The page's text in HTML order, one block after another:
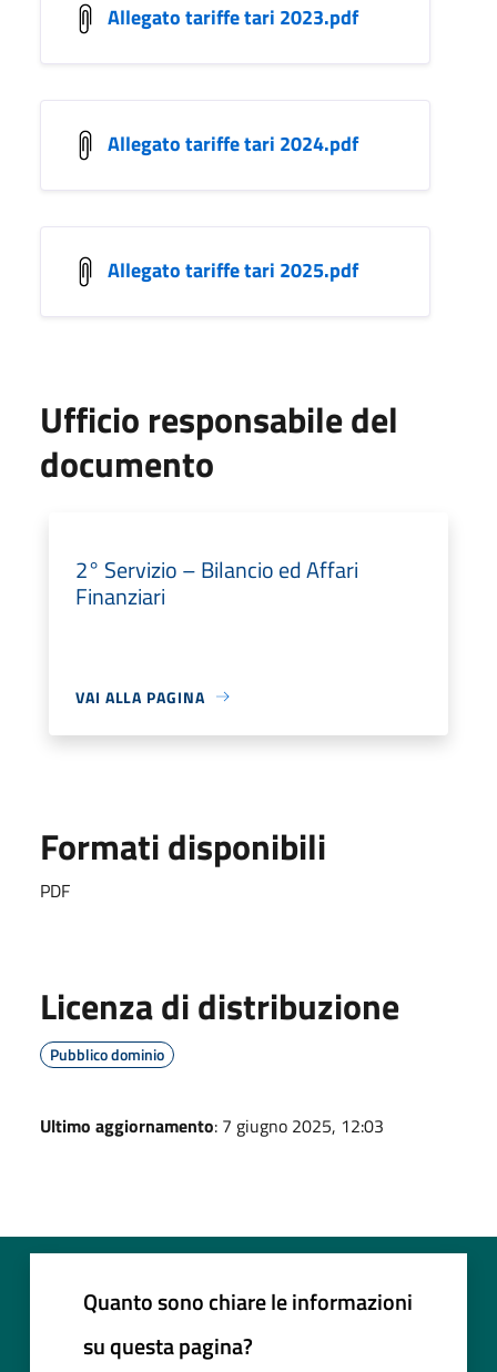
Allegato tariffe tari 2023.pdf
Allegato tariffe tari 2024.pdf
Allegato tariffe tari 2025.pdf
Ufficio responsabile del
documento
2° Servizio – Bilancio ed Affari
Finanziari
VAI ALLA PAGINA
Formati disponibili
PDF
Licenza di distribuzione
Pubblico dominio
Ultimo aggiornamento: 7 giugno 2025, 12:03
Quanto sono chiare le informazioni
su questa pagina?